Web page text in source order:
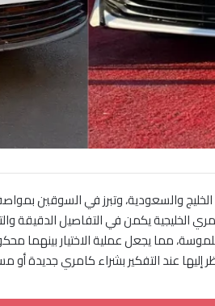
والسعودية، وتبرز في السوقين
يكمن في التفاصيل الدقيقة
مما يجعل عملية الاختيار بينهما
إليها عند التفكير بشراء كامري جديدة